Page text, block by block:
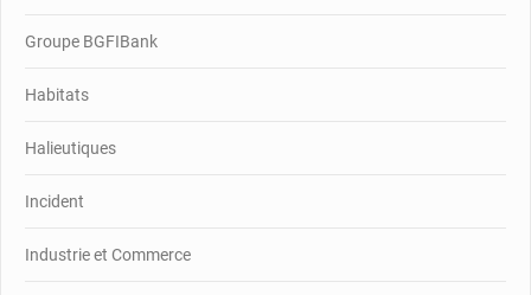
Groupe BGFIBank
Habitats
Halieutiques
Incident
Industrie et Commerce